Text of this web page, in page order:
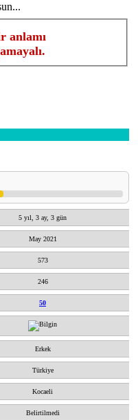
anlamı
5 yıl, 3 ay, 3 gün
May 2021
573
246
50
Erkek
Türkiye
Kocaeli
Belirtilmedi